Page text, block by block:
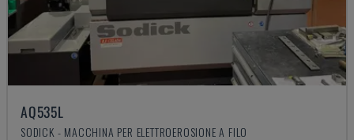
AQ535L
SODICK - MACCHINA PER ELETTROEROSIONE A FILO